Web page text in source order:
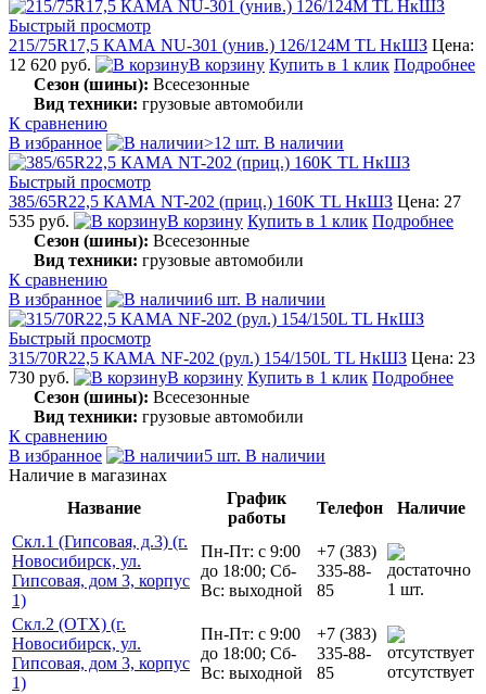
Быстрый просмотр
215/75R17,5 КАМА NU-301 (унив.) 126/124M TL НкШЗ Цена:
12 620 руб.
В корзину Купить в 1 клик Подробнее
Сезон (шины): Всесезонные
Вид техники: грузовые автомобили
К сравнению
В избранное
>12 шт. В наличии
Быстрый просмотр
385/65R22,5 КАМА NT-202 (приц.) 160K TL НкШЗ Цена: 27
535 руб.
В корзину Купить в 1 клик Подробнее
Сезон (шины): Всесезонные
Вид техники: грузовые автомобили
К сравнению
В избранное
6 шт. В наличии
Быстрый просмотр
315/70R22,5 КАМА NF-202 (рул.) 154/150L TL НкШЗ Цена: 23
730 руб.
В корзину Купить в 1 клик Подробнее
Сезон (шины): Всесезонные
Вид техники: грузовые автомобили
К сравнению
В избранное
5 шт. В наличии
Наличие в магазинах
Название
График
работы
Телефон
Наличие
Скл.1 (Гипсовая, д.3) (г.
Новосибирск, ул.
Гипсовая, дом 3, корпус
1)
Пн-Пт: с 9:00
до 18:00; Сб-
Вс: выходной
+7 (383)
335-88-
85
1 шт.
Скл.2 (ОТХ) (г.
Новосибирск, ул.
Гипсовая, дом 3, корпус
1)
Пн-Пт: с 9:00
до 18:00; Сб-
Вс: выходной
+7 (383)
335-88-
85
отсутствует